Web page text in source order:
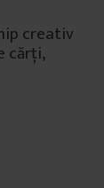
creativ
cărți,